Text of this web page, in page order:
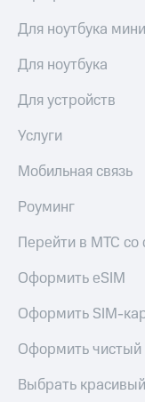
Для ноутбука мини
Для ноутбука
Для устройств
Услуги
Мобильная связь
Роуминг
Перейти в МТС
Оформить eSIM
Оформить SIM-
Оформить
Выбрать